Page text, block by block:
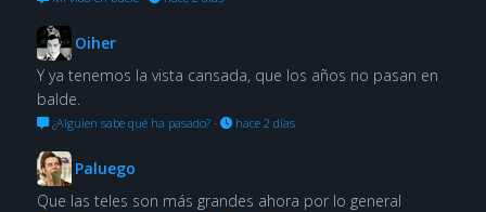
Oiher
Y ya tenemos la vista cansada, que los años no pasan en
balde.
¿Alguien sabe qué ha pasado?· hace 2 días
Paluego
Que las teles son más grandes ahora por lo general